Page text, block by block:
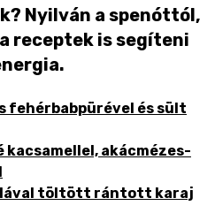
Nyilván a spenóttól,
receptek is segíteni
fehérbabpürével és sült
akácmézes-
töltött rántott karaj